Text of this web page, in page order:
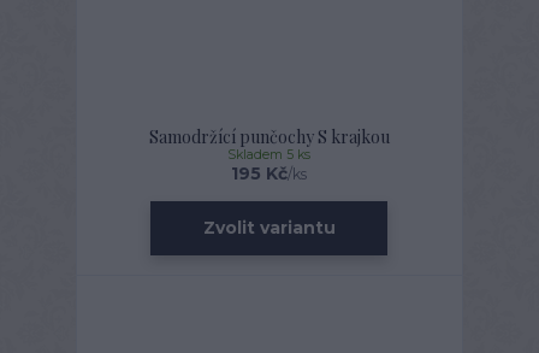
Samodržící punčochy S krajkou
195 Kč/ks
Skladem 5 ks
Zvolit variantu